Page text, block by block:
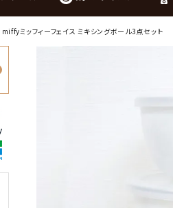
miffyミッフィーフェイス ミキシングボール3点セット